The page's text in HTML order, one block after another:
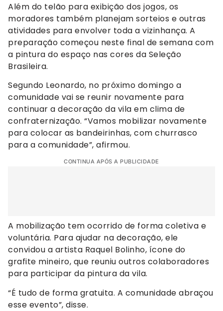
Além do telão para exibição dos jogos, os
moradores também planejam sorteios e outras
atividades para envolver toda a vizinhança. A
preparação começou neste final de semana com
a pintura do espaço nas cores da Seleção
Brasileira.
Segundo Leonardo, no próximo domingo a
comunidade vai se reunir novamente para
continuar a decoração da vila em clima de
confraternização. “Vamos mobilizar novamente
para colocar as bandeirinhas, com churrasco
para a comunidade”, afirmou.
CONTINUA APÓS A PUBLICIDADE
A mobilização tem ocorrido de forma coletiva e
voluntária. Para ajudar na decoração, ele
convidou a artista Raquel Bolinho, ícone do
grafite mineiro, que reuniu outros colaboradores
para participar da pintura da vila.
“É tudo de forma gratuita. A comunidade abraçou
esse evento”, disse.